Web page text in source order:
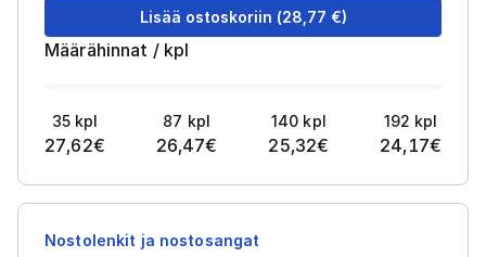
Lisää ostoskoriin (28,77 €)
Määrähinnat / kpl
35 kpl
27,62€
87 kpl
26,47€
140 kpl
25,32€
192 kpl
24,17€
Nostolenkit ja nostosangat